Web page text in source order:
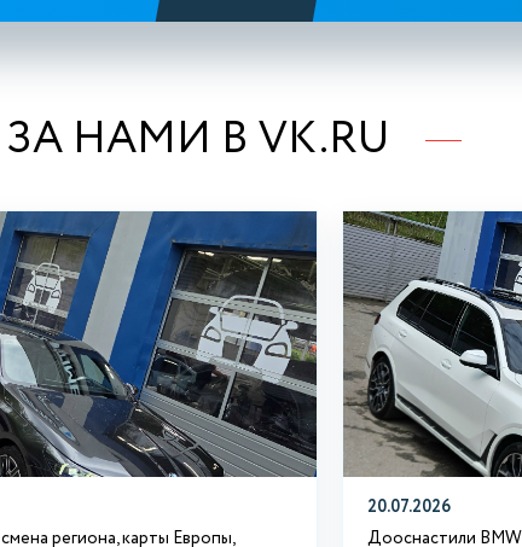
НАМИ В VK.RU
региона, карты Европы,
20.07.2026
Дооснастили